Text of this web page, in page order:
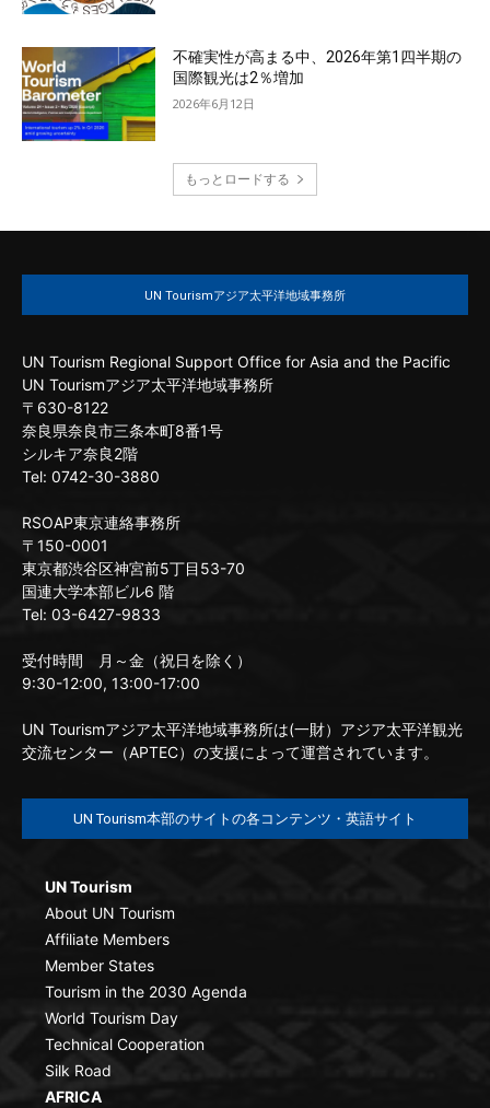
不確実性が高まる中、2026年第1四半期の
国際観光は2％増加
2026年6月12日
もっとロードする
UN Tourismアジア太平洋地域事務所
UN Tourism Regional Support Office for Asia and the Pacific
UN Tourismアジア太平洋地域事務所
〒630-8122
奈良県奈良市三条本町8番1号
シルキア奈良2階
Tel: 0742-30-3880
RSOAP東京連絡事務所
〒150-0001
東京都渋谷区神宮前5丁目53-70
国連大学本部ビル6 階
Tel: 03-6427-9833
受付時間 月～金（祝日を除く）
9:30-12:00, 13:00-17:00
UN Tourismアジア太平洋地域事務所は(一財）アジア太平洋観光
交流センター（APTEC）の支援によって運営されています。
UN Tourism本部のサイトの各コンテンツ・英語サイト
UN Tourism
About UN Tourism
Affiliate Members
Member States
Tourism in the 2030 Agenda
World Tourism Day
Technical Cooperation
Silk Road
AFRICA